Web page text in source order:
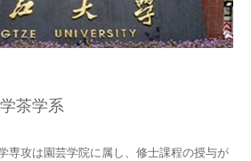
茶学系
専攻は園芸学院に属し、修士課程の授与が